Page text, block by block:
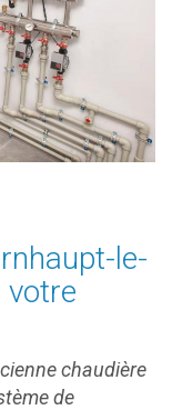
le-
votre
chaudière
de